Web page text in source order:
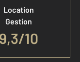
Location
Gestion
9,3/10